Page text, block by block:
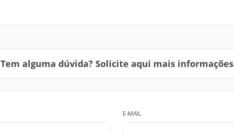
Tem alguma dúvida? Solicite aqui mais informações
E-MAIL